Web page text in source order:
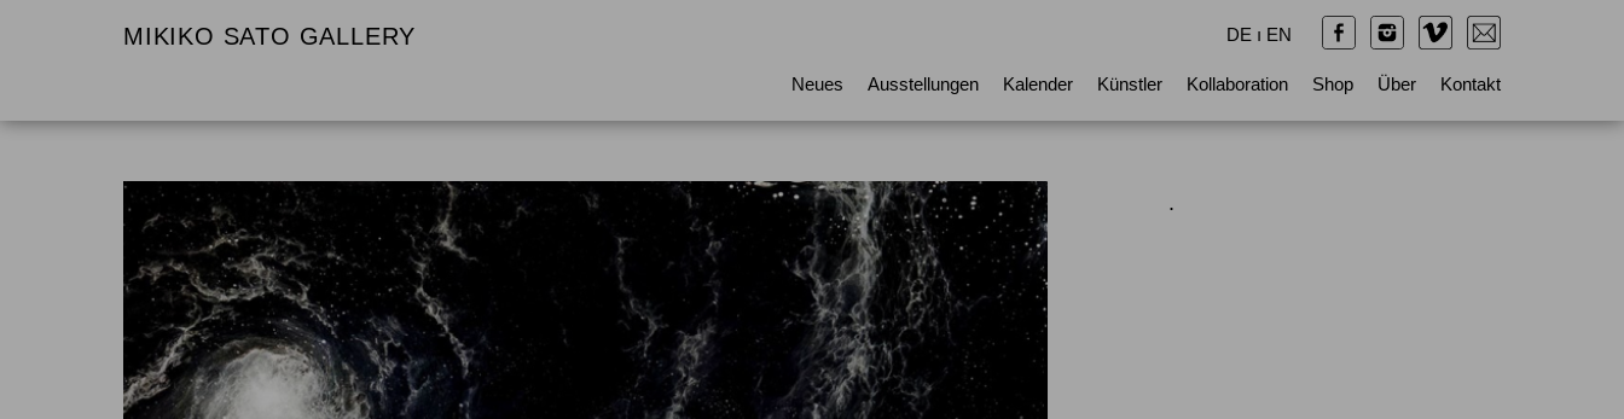
MIKIKO SATO GALLERY
Neues Ausstellungen Kalender Künstler Kollaboration Shop Über Kontakt
DE ı EN
.